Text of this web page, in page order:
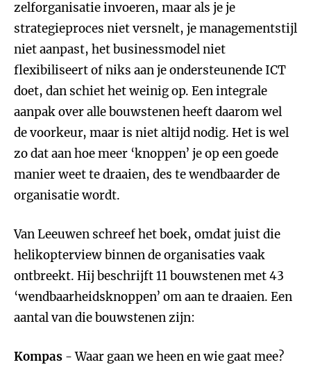
zelforganisatie invoeren, maar als je je
strategieproces niet versnelt, je managementstijl
niet aanpast, het businessmodel niet
flexibiliseert of niks aan je ondersteunende ICT
doet, dan schiet het weinig op. Een integrale
aanpak over alle bouwstenen heeft daarom wel
de voorkeur, maar is niet altijd nodig. Het is wel
zo dat aan hoe meer ‘knoppen’ je op een goede
manier weet te draaien, des te wendbaarder de
organisatie wordt.
Van Leeuwen schreef het boek, omdat juist die
helikopterview binnen de organisaties vaak
ontbreekt. Hij beschrijft 11 bouwstenen met 43
‘wendbaarheidsknoppen’ om aan te draaien. Een
aantal van die bouwstenen zijn:
Kompas - Waar gaan we heen en wie gaat mee?